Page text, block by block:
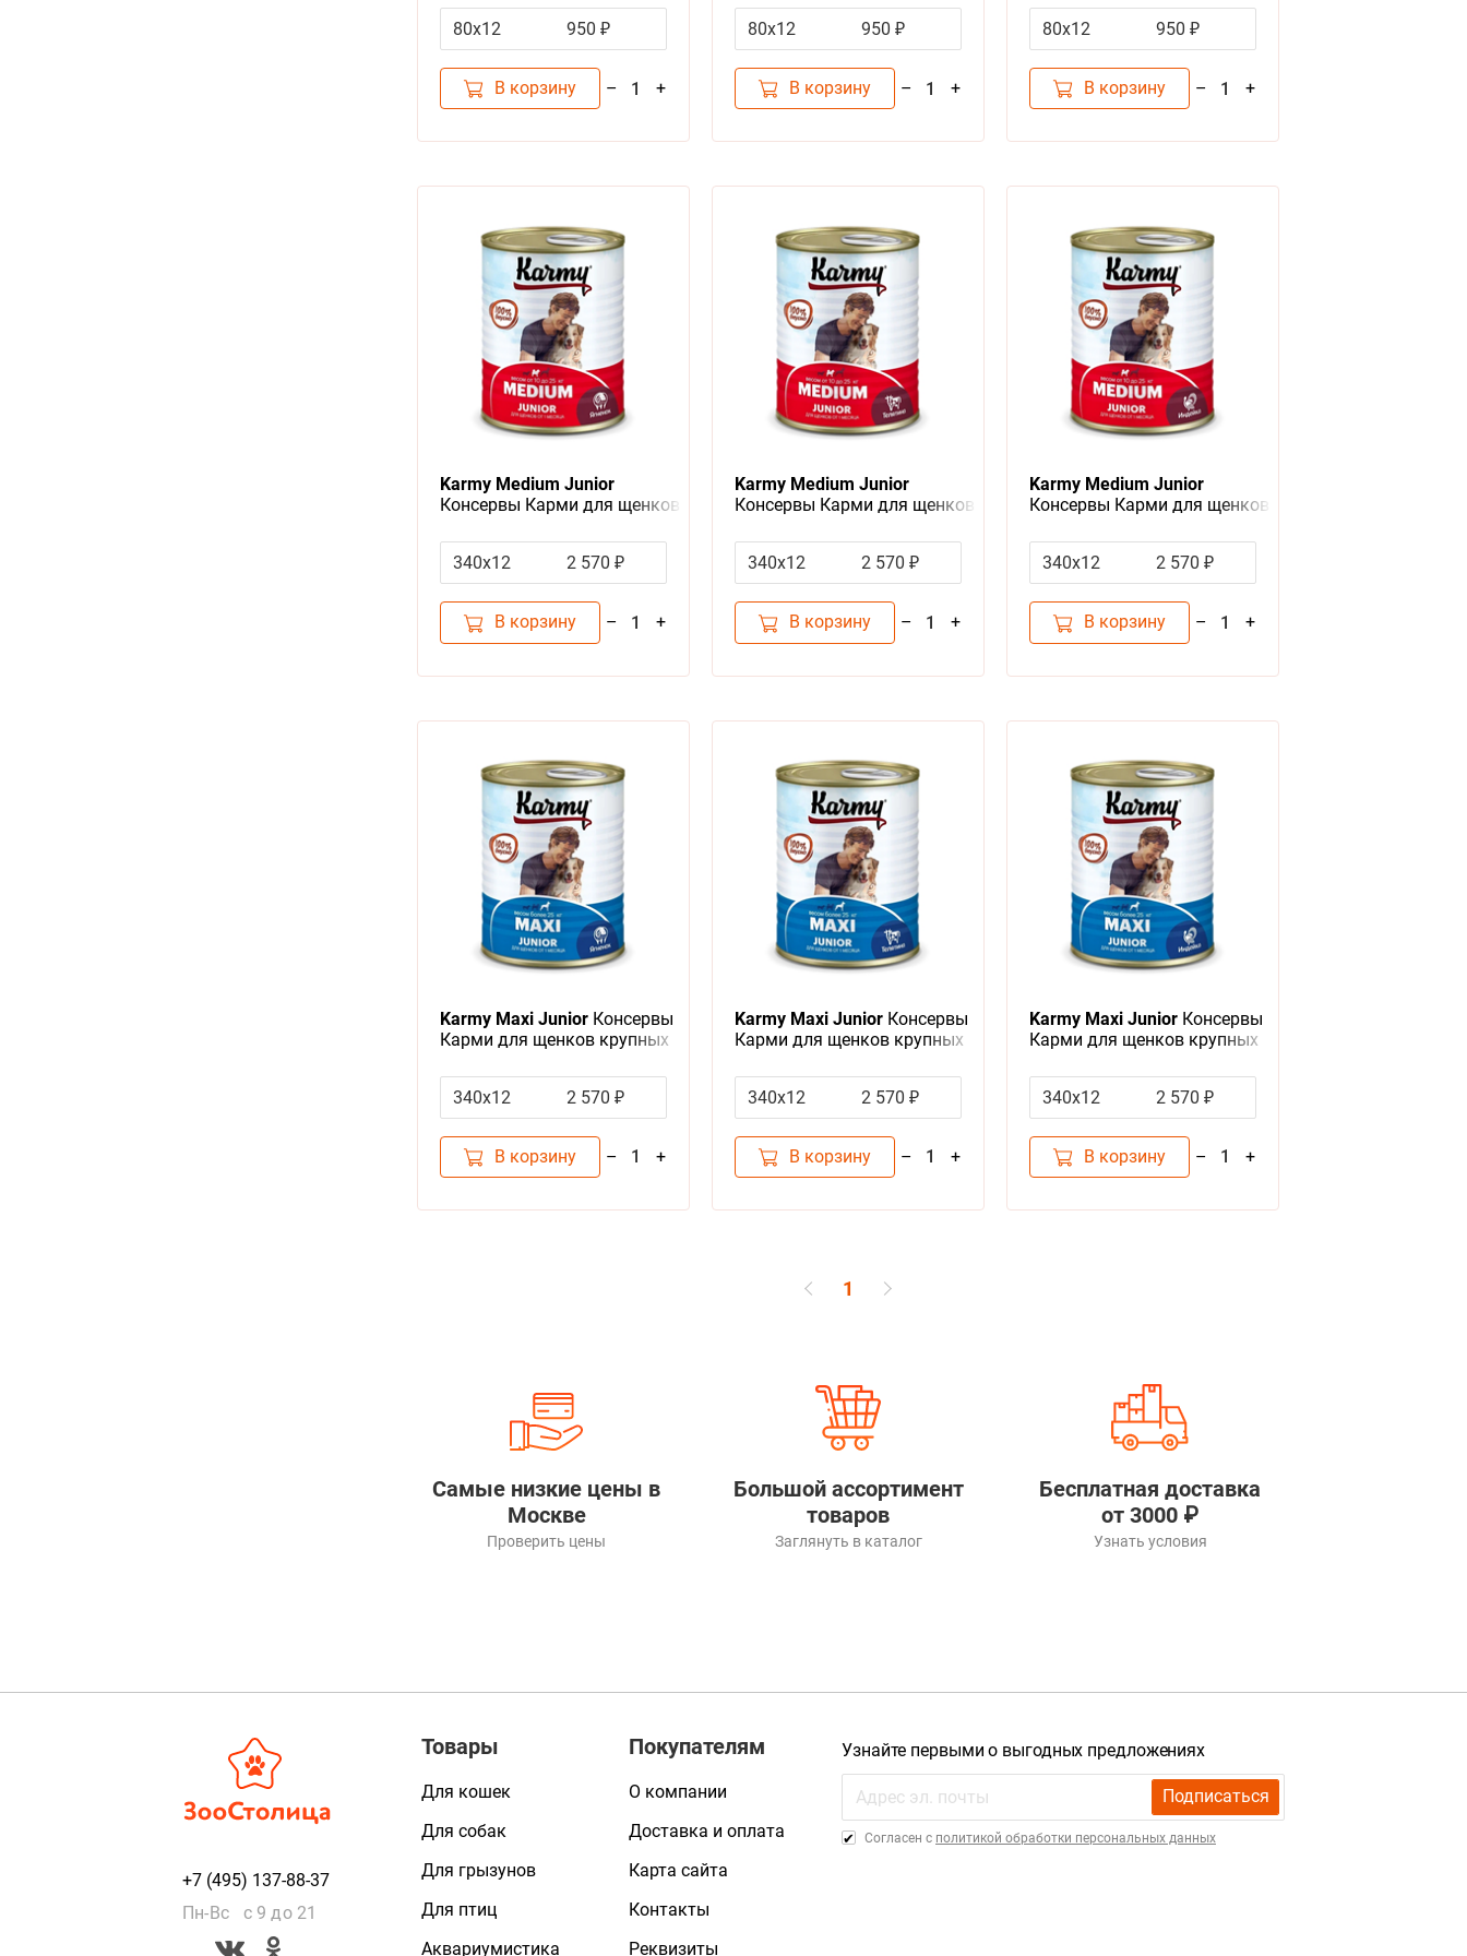
за упаковку)
80х12 950 ₽
В корзину – 1 +
за упаковку)
80х12 950 ₽
В корзину – 1 +
за упаковку)
80х12 950 ₽
В корзину – 1 +
Karmy Medium Junior
Консервы Карми для щенков
(цена за упаковку)
340х12 2 570 ₽
В корзину – 1 +
Karmy Medium Junior
Консервы Карми для щенков
(цена за упаковку)
340х12 2 570 ₽
В корзину – 1 +
Karmy Medium Junior
Консервы Карми для щенков
(цена за упаковку)
340х12 2 570 ₽
В корзину – 1 +
Karmy Maxi Junior Консервы
Карми для щенков крупных
упаковку)
340х12 2 570 ₽
В корзину – 1 +
Karmy Maxi JuniorКонсервы
Карми для щенков крупных
упаковку)
340х12 2 570 ₽
В корзину – 1 +
Karmy Maxi JuniorКонсервы
Карми для щенков крупных
упаковку)
340х12 2 570 ₽
В корзину – 1 +
1
Самые низкие цены в
Москве
Проверить цены
Большой ассортимент
товаров
Заглянуть в каталог
Бесплатная доставка
от 3000 ₽
Узнать условия
+7 (495) 137-88-37
Пн-Вс с 9 до 21
Товары
Для кошек
Для собак
Для грызунов
Для птиц
Аквариумистика
Покупателям
О компании
Доставка и оплата
Карта сайта
Контакты
Реквизиты
Узнайте первыми о выгодных предложениях
Подписаться
Cогласен с политикой обработки персональных данных